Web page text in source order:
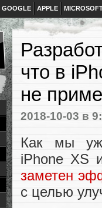
GOOGLE APPLE
что в
не
2018-10-03 в
Как мы
iPhone XS
заметен
с целью